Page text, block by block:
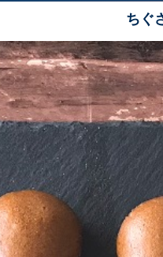
ちぐ